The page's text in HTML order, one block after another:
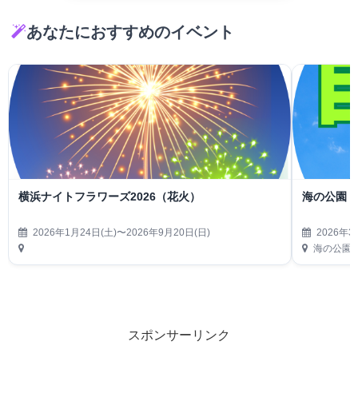
あなたにおすすめのイベント
横浜ナイトフラワーズ2026（花火）
2026年1月24日(土)〜2026年9月20日(日)
海の公園
2026年3
海の公園
スポンサーリンク